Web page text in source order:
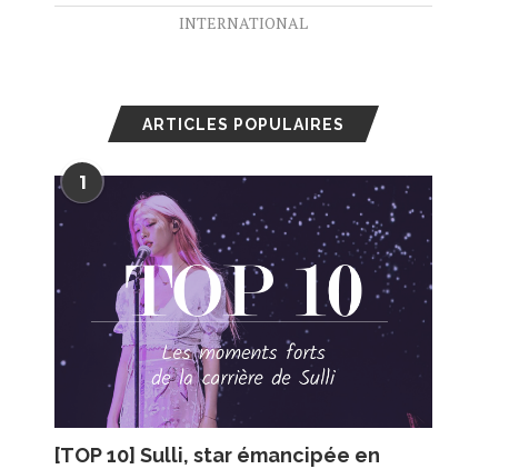
INTERNATIONAL
ARTICLES POPULAIRES
1
[TOP 10] Sulli, star émancipée en